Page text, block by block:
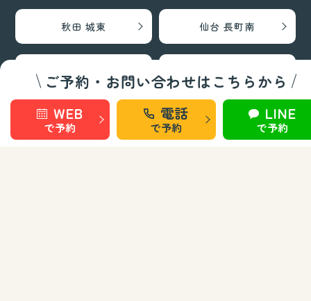
ご予約・お問い合わせはこちらから
WEB
で予約
電話
で予約
LINE
で予約
秋田 城東 仙台 長町南
お知らせ お問い合わせ